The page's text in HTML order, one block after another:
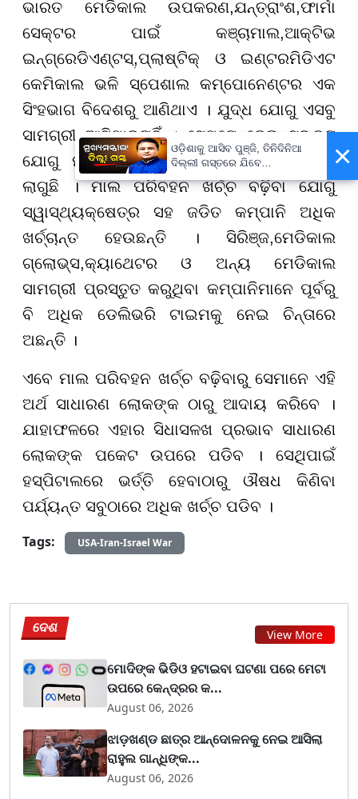
ଭାରତ ମେଡିକାଲ ଉପକରଣ,ଯନ୍ତ୍ରାଂଶ,ଫାର୍ମା
ସେକ୍ଟର ପାଇଁ କଞ୍ଚାମାଲ,ଆକ୍ଟିଭ
ଇନ୍ଗ୍ରେଡିଏଣ୍ଟସ୍,ପ୍ଲାଷ୍ଟିକ୍ ଓ ଇଣ୍ଟରମିଡିଏଟ
କେମିକାଲ ଭଳି ସ୍ପେଶାଲ କମ୍ପୋନେଣ୍ଟର ଏକ
ସିଂହଭାଗ ବିଦେଶରୁ ଆଣିଥାଏ । ଯୁଦ୍ଧ ଯୋଗୁ ଏସବୁ
ସାମଗ୍ରୀ ଆସିପାରୁନାହିଁ । ସେପଟେ ତେଲ ସଙ୍କଟ
ଯୋଗୁ ମାଲ ପରିବହନରେ ଖର୍ଚ୍ଚ ମଧ୍ୟ ଅଧିକ
ଲାଗୁଛି । ମାଲ ପରିବହନ ଖର୍ଚ୍ଚ ବଢ଼ିବା ଯୋଗୁ
ସ୍ୱାସ୍ଥ୍ୟକ୍ଷେତ୍ର ସହ ଜଡିତ କମ୍ପାନି ଅଧିକ
ଖର୍ଚ୍ଚାନ୍ତ ହେଉଛନ୍ତି । ସିରିଞ୍ଜ,ମେଡିକାଲ
ଗ୍ଲୋଭ୍ସ,କ୍ୟାଥେଟର ଓ ଅନ୍ୟ ମେଡିକାଲ
ସାମଗ୍ରୀ ପ୍ରସ୍ତୁତ କରୁଥିବା କମ୍ପାନିମାନେ ପୂର୍ବରୁ
ବି ଅଧିକ ଡେଲିଭରି ଟାଇମକୁ ନେଇ ଚିନ୍ତାରେ
ଅଛନ୍ତି ।
ଏବେ ମାଲ ପରିବହନ ଖର୍ଚ୍ଚ ବଢ଼ିବାରୁ ସେମାନେ ଏହି
ଅର୍ଥ ସାଧାରଣ ଲୋକଙ୍କ ଠାରୁ ଆଦାୟ କରିବେ ।
ଯାହାଫଳରେ ଏହାର ସିଧାସଳଖ ପ୍ରଭାବ ସାଧାରଣ
ଲୋକଙ୍କ ପକେଟ ଉପରେ ପଡିବ । ସେଥିପାଇଁ
ହସ୍ପିଟାଲରେ ଭର୍ତ୍ତି ହେବାଠାରୁ ଔଷଧ କିଣିବା
ପର୍ଯ୍ୟନ୍ତ ସବୁଠାରେ ଅଧିକ ଖର୍ଚ୍ଚ ପଡିବ ।
Tags:
USA-Iran-Israel War
ଦେଶ View More
ମୋଦିଙ୍କ ଭିଡିଓ ହଟାଇବା ଘଟଣା ପରେ ମେଟା
ଉପରେ କେନ୍ଦ୍ରର କ...
August 06, 2026
ଝାଡ଼ଖଣ୍ଡ ଛାତ୍ର ଆନ୍ଦୋଳନକୁ ନେଇ ଆସିଲା
ରାହୁଲ ଗାନ୍ଧିଙ୍କ...
August 06, 2026
×
ଓଡ଼ିଶାକୁ ଆସିବ ପୁଞ୍ଜି, ତିନିଦିନିଆ
ଦିଲ୍ଲୀ ଗସ୍ତରେ ଯିବେ